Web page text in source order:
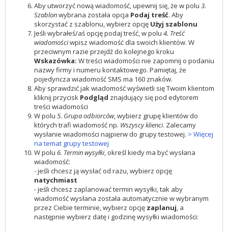
Aby utworzyć nową wiadomość, upewnij się, że w polu 3.
Szablonwybrana została opcja Podaj treść. Aby
skorzystać z szablonu, wybierz opcję Użyj szablonu
Jeśli wybrałeś/aś opcję podaj treść, w polu 4. Treść
wiadomościwpisz wiadomość dla swoich klientów. W
przeciwnym razie przejdź do kolejnego kroku
Wskazówka: W treści wiadomości nie zapomnij o podaniu
nazwy firmy i numeru kontaktowego. Pamiętaj, że
pojedyncza wiadomość SMS ma 160 znaków.
Aby sprawdzić jak wiadomość wyświetli się Twoim klientom
kliknij przycisk Podgląd znajdujący się pod edytorem
treści wiadomości
W polu 5. Grupa odbiorców, wybierz grupę klientów do
których trafi wiadomość np. Wszyscy klienci. Zalecamy
wysłanie wiadomości najpierw do grupy testowej. > Więcej
na temat grupy testowej
W polu 6. Termin wysyłki, określ kiedy ma być wysłana
wiadomość:
- jeśli chcesz ją wysłać od razu, wybierz opcję
natychmiast
- jeśli chcesz zaplanować termin wysyłki, tak aby
wiadomość wysłana została automatycznie w wybranym
przez Ciebie terminie, wybierz opcję zaplanuj, a
następnie wybierz datę i godzinę wysyłki wiadomości: